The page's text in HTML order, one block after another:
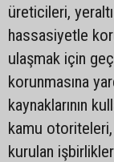
üreticileri,
hassasiyetle
ulaşmak için
korunmasına
kaynaklarının
kamu
kurulan